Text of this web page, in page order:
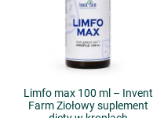
Limfo max 100 ml – Invent
Farm Ziołowy suplement